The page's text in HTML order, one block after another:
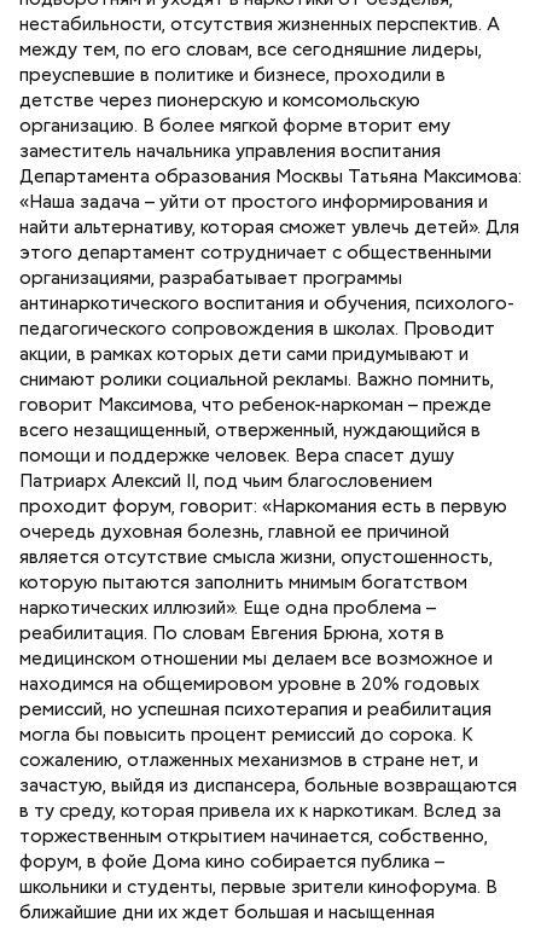
нестабильности, отсутствия жизненных перспектив. А
между тем, по его словам, все сегодняшние лидеры,
преуспевшие в политике и бизнесе, проходили в
детстве через пионерскую и комсомольскую
организацию. В более мягкой форме вторит ему
заместитель начальника управления воспитания
Департамента образования Москвы Татьяна Максимова:
«Наша задача – уйти от простого информирования и
найти альтернативу, которая сможет увлечь детей». Для
этого департамент сотрудничает с общественными
организациями, разрабатывает программы
антинаркотического воспитания и обучения, психолого-
педагогического сопровождения в школах. Проводит
акции, в рамках которых дети сами придумывают и
снимают ролики социальной рекламы. Важно помнить,
говорит Максимова, что ребенок-наркоман – прежде
всего незащищенный, отверженный, нуждающийся в
помощи и поддержке человек. Вера спасет душу
Патриарх Алексий II, под чьим благословением
проходит форум, говорит: «Наркомания есть в первую
очередь духовная болезнь, главной ее причиной
является отсутствие смысла жизни, опустошенность,
которую пытаются заполнить мнимым богатством
наркотических иллюзий». Еще одна проблема –
реабилитация. По словам Евгения Брюна, хотя в
медицинском отношении мы делаем все возможное и
находимся на общемировом уровне в 20% годовых
ремиссий, но успешная психотерапия и реабилитация
могла бы повысить процент ремиссий до сорока. К
сожалению, отлаженных механизмов в стране нет, и
зачастую, выйдя из диспансера, больные возвращаются
в ту среду, которая привела их к наркотикам. Вслед за
торжественным открытием начинается, собственно,
форум, в фойе Дома кино собирается публика –
школьники и студенты, первые зрители кинофорума. В
ближайшие дни их ждет большая и насыщенная